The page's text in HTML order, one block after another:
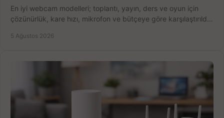
En iyi webcam modelleri; toplantı, yayın, ders ve oyun için
çözünürlük, kare hızı, mikrofon ve bütçeye göre karşılaştırıldı.
5 Ağustos 2026